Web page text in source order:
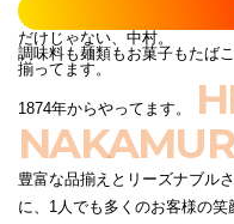
だけじゃない、中村。
調味料も麺類もお菓子もたば
揃ってます。
1874年からやってます。
豊富な品揃えとリーズナブル
に、1人でも多くのお客様の